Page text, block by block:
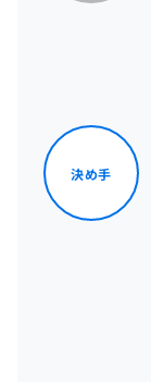
決め手